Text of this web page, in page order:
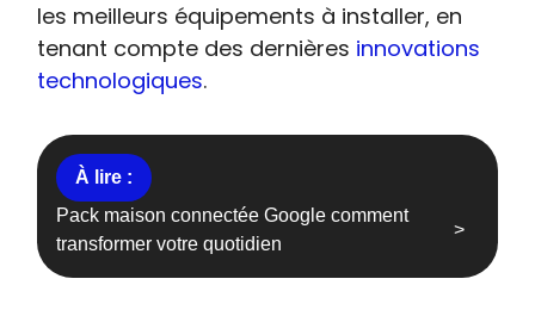
les meilleurs équipements à installer, en
tenant compte des dernières innovations
technologiques.
Pack maison connectée Google comment
transformer votre quotidien